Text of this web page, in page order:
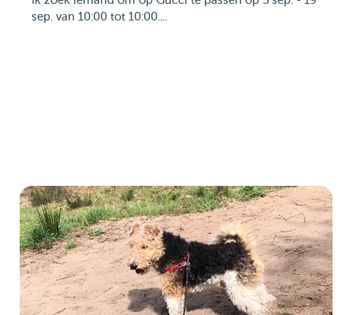
sep. van 10:00 tot 10:00....